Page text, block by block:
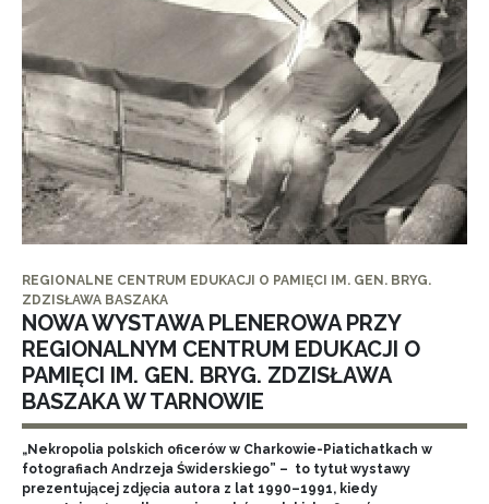
REGIONALNE CENTRUM EDUKACJI O PAMIĘCI IM. GEN. BRYG.
ZDZISŁAWA BASZAKA
NOWA WYSTAWA PLENEROWA PRZY
REGIONALNYM CENTRUM EDUKACJI O
PAMIĘCI IM. GEN. BRYG. ZDZISŁAWA
BASZAKA W TARNOWIE
„Nekropolia polskich oficerów w Charkowie-Piatichatkach w
fotografiach Andrzeja Świderskiego” – to tytuł wystawy
prezentującej zdjęcia autora z lat 1990–1991, kiedy